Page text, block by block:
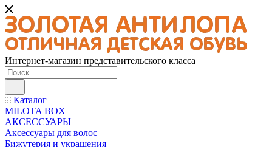
Интернет-магазин представительского класса
Каталог
MILOTA BOX
АКСЕССУАРЫ
Аксессуары для волос
Бижутерия и украшения